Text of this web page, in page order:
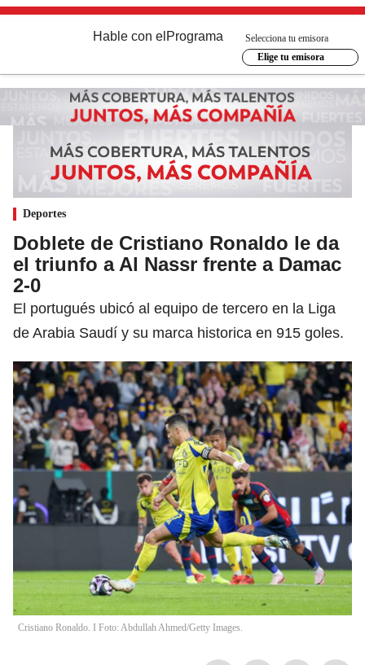
Hable con el Programa
Selecciona tu emisora
Elige tu emisora
Deportes
Doblete de Cristiano Ronaldo le da
el triunfo a Al Nassr frente a Damac
2-0
El portugués ubicó al equipo de tercero en la Liga
de Arabia Saudí y su marca historica en 915 goles.
Cristiano Ronaldo. I Foto: Abdullah Ahmed/Getty Images.